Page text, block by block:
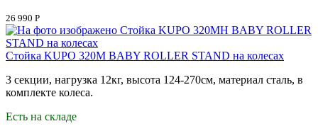
26 990 Р
Стойка KUPO 320M BABY ROLLER STAND на колесах
3 секции, нагрузка 12кг, высота 124-270см, материал сталь, в
комплекте колеса.
Есть на складе